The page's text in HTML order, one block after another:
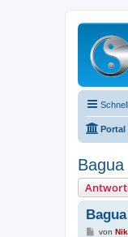
Portal
Bvon